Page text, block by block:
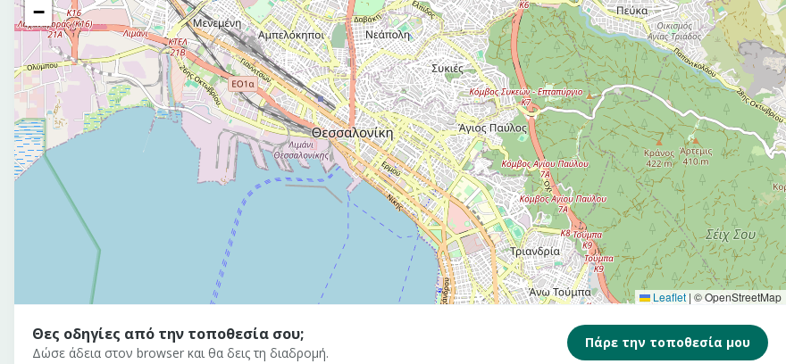
−
Leaflet | © OpenStreetMap
Θες οδηγίες από την τοποθεσία σου;
Δώσε άδεια στον browser και θα δεις τη διαδρομή.
Πάρε την τοποθεσία μου